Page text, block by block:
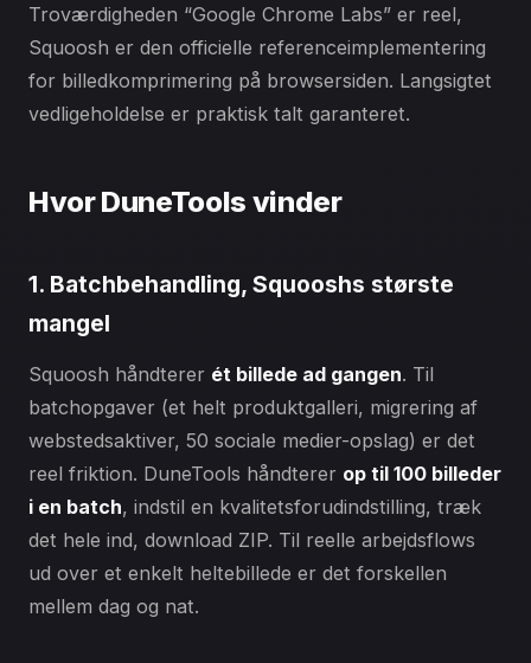
Troværdigheden “Google Chrome Labs” er reel,
Squoosh er den officielle referenceimplementering
for billedkomprimering på browsersiden. Langsigtet
vedligeholdelse er praktisk talt garanteret.
Hvor DuneTools vinder
1. Batchbehandling, Squooshs største
mangel
Squoosh håndterer ét billede ad gangen. Til
batchopgaver (et helt produktgalleri, migrering af
webstedsaktiver, 50 sociale medier-opslag) er det
reel friktion. DuneTools håndterer op til 100 billeder
i en batch, indstil en kvalitetsforudindstilling, træk
det hele ind, download ZIP. Til reelle arbejdsflows
ud over et enkelt heltebillede er det forskellen
mellem dag og nat.